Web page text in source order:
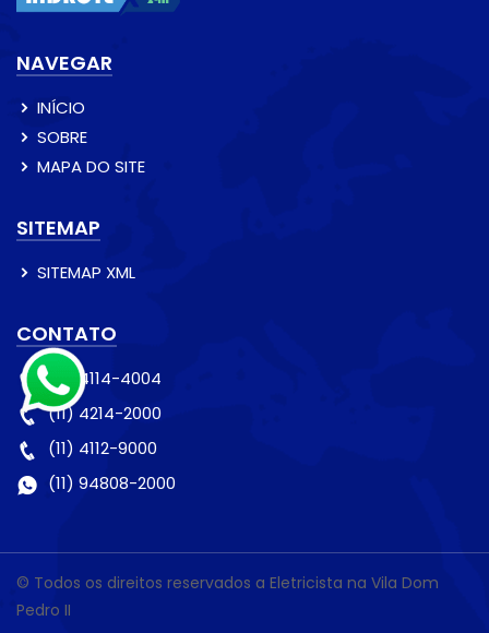
NAVEGAR
INÍCIO
SOBRE
MAPA DO SITE
SITEMAP
SITEMAP XML
CONTATO
(11) 4114-4004
(11) 4214-2000
(11) 4112-9000
(11) 94808-2000
© Todos os direitos reservados a Eletricista na Vila Dom
Pedro II